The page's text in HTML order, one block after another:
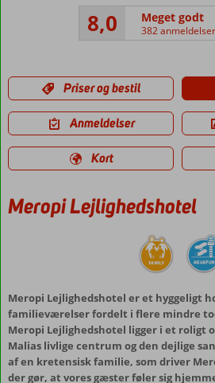
8,0 Meget godt
382 anmeldelser
Priser og bestil
Anmeldelser
Kort
Meropi Lejlighedshotel
Meropi Lejlighedshotel er et hyggeligt
familieværelser fordelt i flere mindre
Meropi Lejlighedshotel ligger i et roligt
Malias livlige centrum og den dejlige
af en kretensisk familie, som driver
der gør, at vores gæster føler sig